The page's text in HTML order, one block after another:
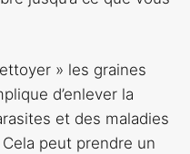
» les graines
d’enlever la
et des maladies
peut prendre un